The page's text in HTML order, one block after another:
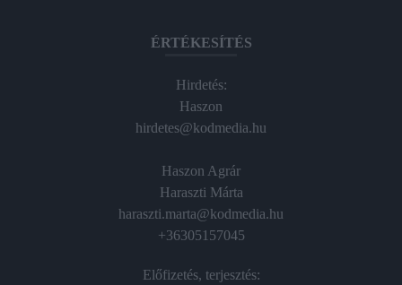
ÉRTÉKESÍTÉS
Hirdetés:
Haszon
hirdetes@kodmedia.hu
Haszon Agrár
Haraszti Márta
haraszti.marta@kodmedia.hu
+36305157045
Előfizetés, terjesztés: